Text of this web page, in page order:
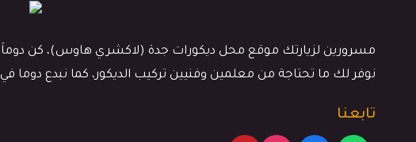
مسرورين لزيارتك موقع محل ديكورات جدة (لاكشري هاوس)، كن دوماَ مع
نوفر لك ما تحتاجة من معلمين وفنيين تركيب الديكور، كما نبدع
تابعنا